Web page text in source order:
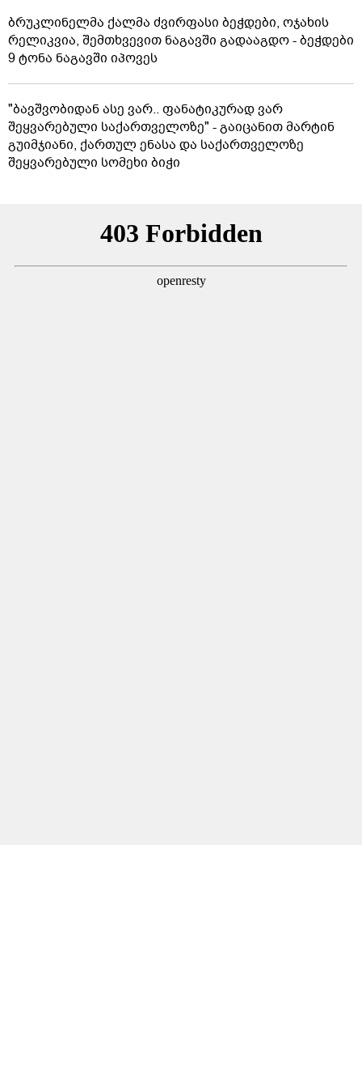
ბრუკლინელმა ქალმა ძვირფასი ბეჭდები, ოჯახის
რელიკვია, შემთხვევით ნაგავში გადააგდო - ბეჭდები
9 ტონა ნაგავში იპოვეს
"ბავშვობიდან ასე ვარ.. ფანატიკურად ვარ
შეყვარებული საქართველოზე" - გაიცანით მარტინ
გუიმჯიანი, ქართულ ენასა და საქართველოზე
შეყვარებული სომეხი ბიჭი